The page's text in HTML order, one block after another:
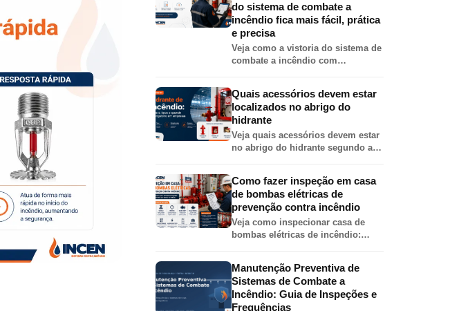
do sistema de combate a
incêndio fica mais fácil, prática
e precisa
Veja como a vistoria do sistema de
combate a incêndio com
fotos, localização em planta,
checklist e PDF técnico.
Quais acessórios devem estar
localizados no abrigo do
hidrante
Veja quais acessórios devem estar
no abrigo do hidrante segundo a
válvula angular, adaptador e
tampão.
Como fazer inspeção em casa
de bombas elétricas de
prevenção contra incêndio
Veja como inspecionar casa de
bombas elétricas de incêndio:
elétrica e teste automático.
Manutenção Preventiva de
Sistemas de Combate a
Incêndio: Guia de Inspeções e
Frequências